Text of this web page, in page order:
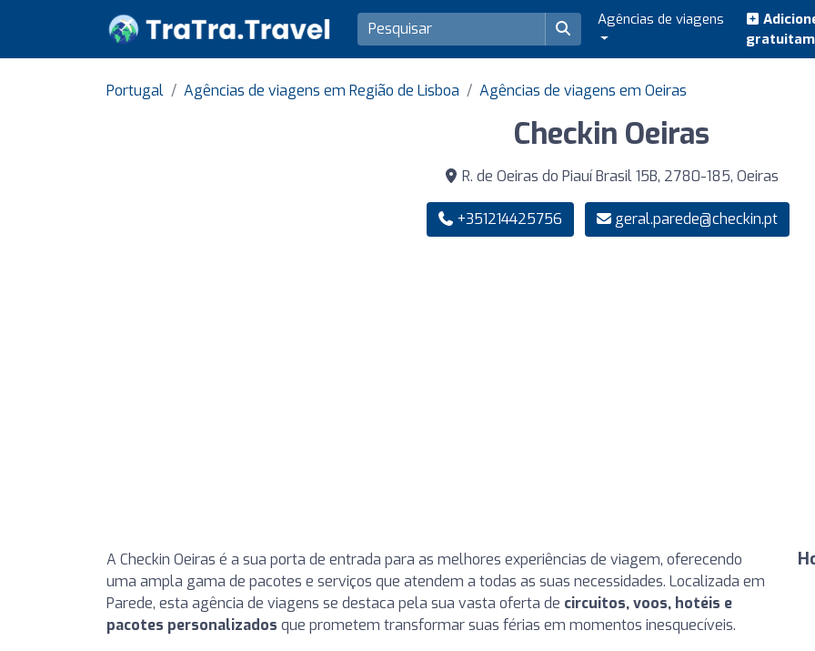
Agências de viagens
Portugal Agências de viagens em Região de Lisboa Agências de viagens em Oeiras
Checkin Oeiras
R. de Oeiras do Piauí Brasil 15B, 2780-185, Oeiras
+351214425756 geral.parede@checkin.pt
A Checkin Oeiras é a sua porta de entrada para as melhores experiências de viagem, oferecendo
uma ampla gama de pacotes e serviços que atendem a todas as suas necessidades. Localizada em
Parede, esta agência de viagens se destaca pela sua vasta oferta de circuitos, voos, hotéis e
pacotes personalizados que prometem transformar suas férias em momentos inesquecíveis.